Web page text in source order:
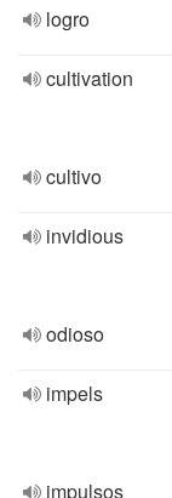
logro
cultivation
cultivo
invidious
odioso
impels
impulsos